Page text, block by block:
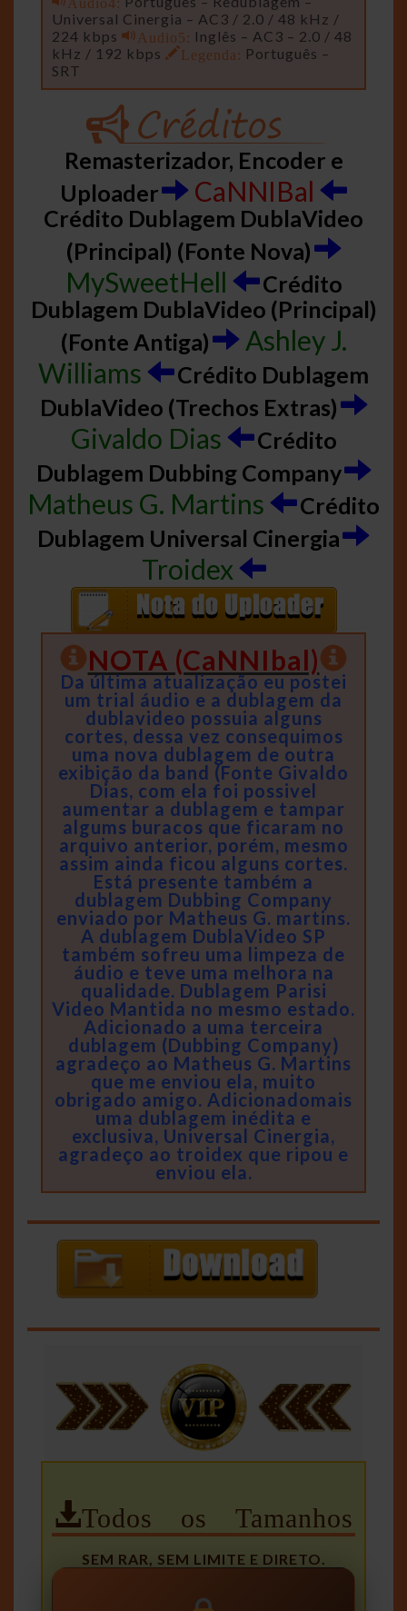
Universal Cinergia – AC3 / 2.0 / 48 kHz /
224 kbps
Audio5: Inglês – AC3 – 2.0 / 48
kHz / 192 kbps
Legenda: Português –
SRT
Remasterizador, Encoder e
Uploader
CaNNIBal
Crédito Dublagem DublaVideo
(Principal) (Fonte Nova)
MySweetHell
Crédito
Dublagem DublaVideo (Principal)
(Fonte Antiga)
Ashley J.
Williams
Crédito Dublagem
DublaVideo (Trechos Extras)
Givaldo Dias
Crédito
Dublagem Dubbing Company
Matheus G. Martins
Crédito
Dublagem Universal Cinergia
Troidex
NOTA (CaNNIbal)
Da última atualização eu postei
um trial áudio e a dublagem da
dublavideo possuia alguns
cortes, dessa vez consequimos
uma nova dublagem de outra
exibição da band (Fonte Givaldo
Dias, com ela foi possivel
aumentar a dublagem e tampar
algums buracos que ficaram no
arquivo anterior, porém, mesmo
assim ainda ficou alguns cortes.
Está presente também a
dublagem Dubbing Company
enviado por Matheus G. martins.
A dublagem DublaVideo SP
também sofreu uma limpeza de
áudio e teve uma melhora na
qualidade. Dublagem Parisi
Video Mantida no mesmo estado.
Adicionado a uma terceira
dublagem (Dubbing Company)
agradeço ao Matheus G. Martins
que me enviou ela, muito
obrigado amigo. Adicionadomais
uma dublagem inédita e
exclusiva, Universal Cinergia,
agradeço ao troidex que ripou e
enviou ela.
Todos os Tamanhos
SEM RAR, SEM LIMITE E DIRETO.